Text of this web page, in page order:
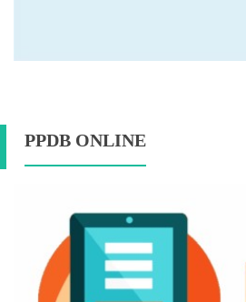
PPDB ONLINE